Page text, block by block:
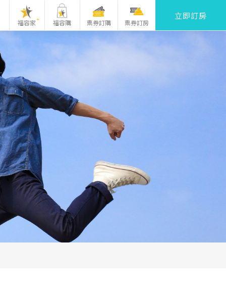
福容家 福容購 票券訂購 票券訂房
立即訂房